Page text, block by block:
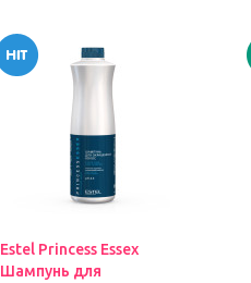
Estel Princess Essex
Шампунь для